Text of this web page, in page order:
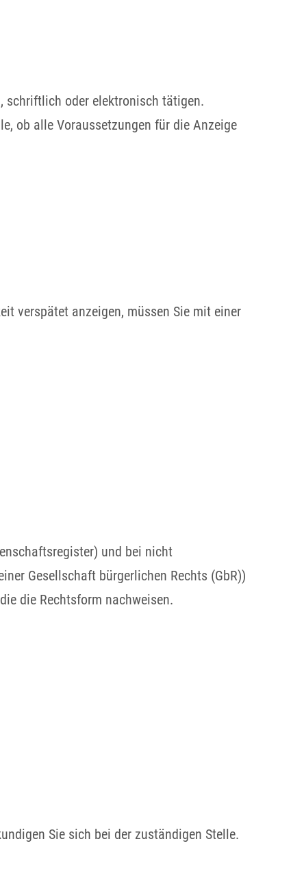
schriftlich oder elektronisch tätigen.
ob alle Voraussetzungen für die Anzeige
verspätet anzeigen, müssen Sie mit einer
und bei nicht
Gesellschaft bürgerlichen Rechts (GbR))
die Rechtsform nachweisen.
Sie sich bei der zuständigen Stelle.